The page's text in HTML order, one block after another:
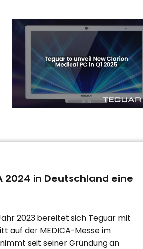
2024 in Deutschland eine
2023 bereitet sich Teguar mit
auf der MEDICA-Messe im
seit seiner Gründung an